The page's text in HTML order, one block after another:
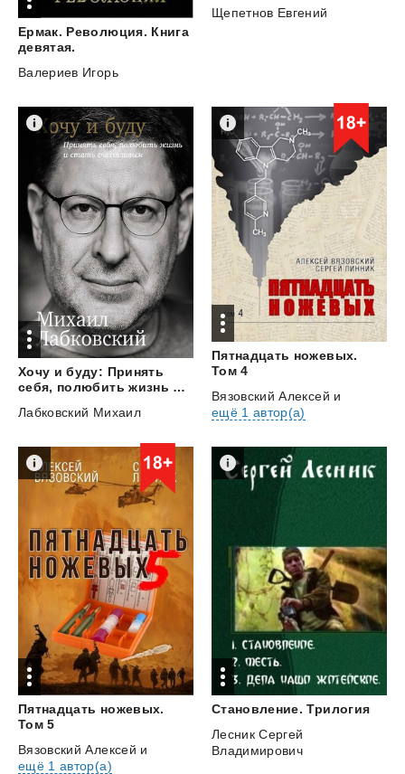
Ермак. Революция. Книга
девятая.
Валериев Игорь
Щепетнов Евгений
Хочу и буду: Принять
себя, полюбить жизнь и стать счастливым
Лабковский Михаил
Пятнадцать ножевых.
Том 4
Вязовский Алексей и
ещё 1 автор(а)
Пятнадцать ножевых.
Том 5
Вязовский Алексей и
ещё 1 автор(а)
Становление. Трилогия
Лесник Сергей
Владимирович